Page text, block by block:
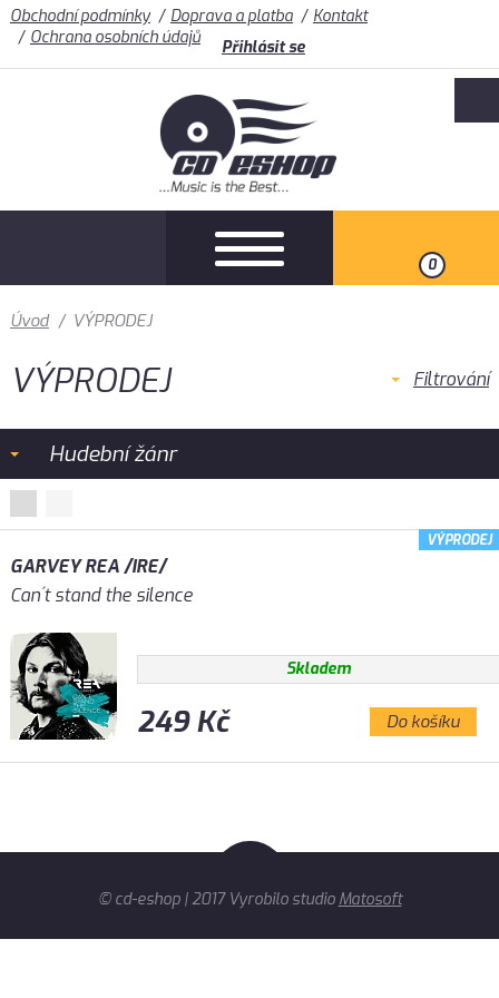
Obchodní podmínky Doprava a platba
Kontakt
Ochrana osobních údajů
Přihlásit se
0
Úvod / VÝPRODEJ
VÝPRODEJ Filtrování
Hudební žánr
GARVEY REA /IRE/
Can´t stand the silence
Skladem
249 Kč Do košíku
VÝPRODEJ
© cd-eshop | 2017 Vyrobilo studio Matosoft